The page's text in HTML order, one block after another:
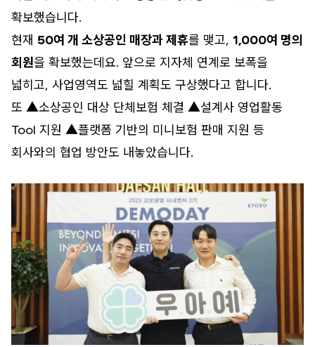
확보했습니다.
현재 50여 개 소상공인 매장과 제휴를 맺고, 1,000여 명의
회원을 확보했는데요. 앞으로 지자체 연계로 보폭을
넓히고, 사업영역도 넓힐 계획도 구상했다고 합니다.
또 ▲소상공인 대상 단체보험 체결 ▲설계사 영업활동
Tool 지원 ▲플랫폼 기반의 미니보험 판매 지원 등
회사와의 협업 방안도 내놓았습니다.